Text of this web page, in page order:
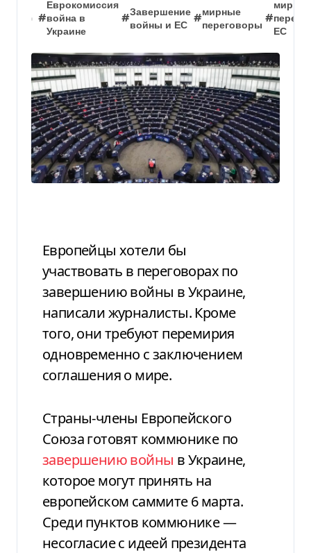
#
Еврокомиссия
война в
Украине
#
Завершение
войны и ЕС
#
мирные
переговоры
#
ЕС
Европейцы хотели бы
участвовать в переговорах по
завершению войны в Украине,
написали журналисты. Кроме
того, они требуют перемирия
одновременно с заключением
соглашения о мире.
Страны-члены Европейского
Союза готовят коммюнике по
завершению войны в Украине,
которое могут принять на
европейском саммите 6 марта.
Среди пунктов коммюнике —
несогласие с идеей президента